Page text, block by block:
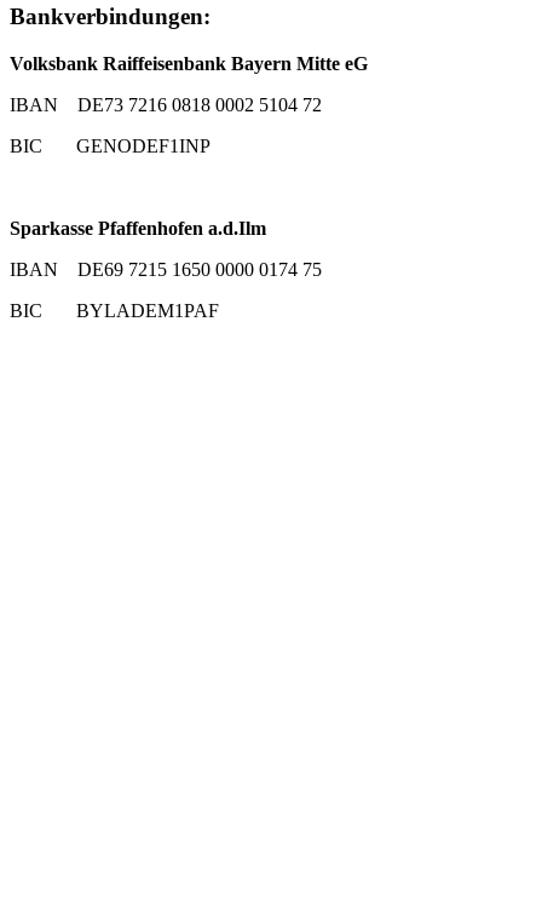
Bankverbindungen:
Volksbank Raiffeisenbank Bayern Mitte eG
IBAN DE73 7216 0818 0002 5104 72
BIC GENODEF1INP
Sparkasse Pfaffenhofen a.d.Ilm
IBAN DE69 7215 1650 0000 0174 75
BIC BYLADEM1PAF